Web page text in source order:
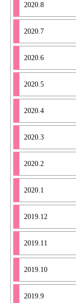
2020.8
2020.7
2020.6
2020.5
2020.4
2020.3
2020.2
2020.1
2019.12
2019.11
2019.10
2019.9